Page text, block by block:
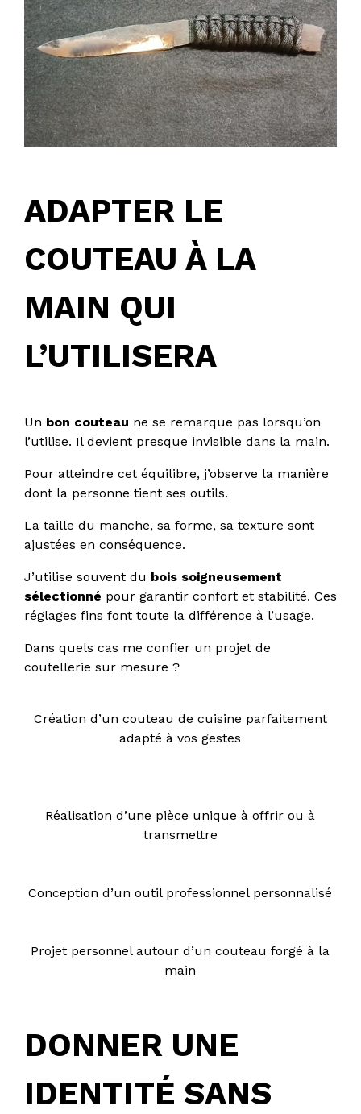
ADAPTER LE
COUTEAU À LA
MAIN QUI
L’UTILISERA
Un bon couteau ne se remarque pas lorsqu’on
l’utilise. Il devient presque invisible dans la main.
Pour atteindre cet équilibre, j’observe la manière
dont la personne tient ses outils.
La taille du manche, sa forme, sa texture sont
ajustées en conséquence.
J’utilise souvent du bois soigneusement
sélectionné pour garantir confort et stabilité. Ces
réglages fins font toute la différence à l’usage.
Dans quels cas me confier un projet de
coutellerie sur mesure ?
Création d’un couteau de cuisine parfaitement
adapté à vos gestes
Réalisation d’une pièce unique à offrir ou à
transmettre
Conception d’un outil professionnel personnalisé
Projet personnel autour d’un couteau forgé à la
main
DONNER UNE
IDENTITÉ SANS